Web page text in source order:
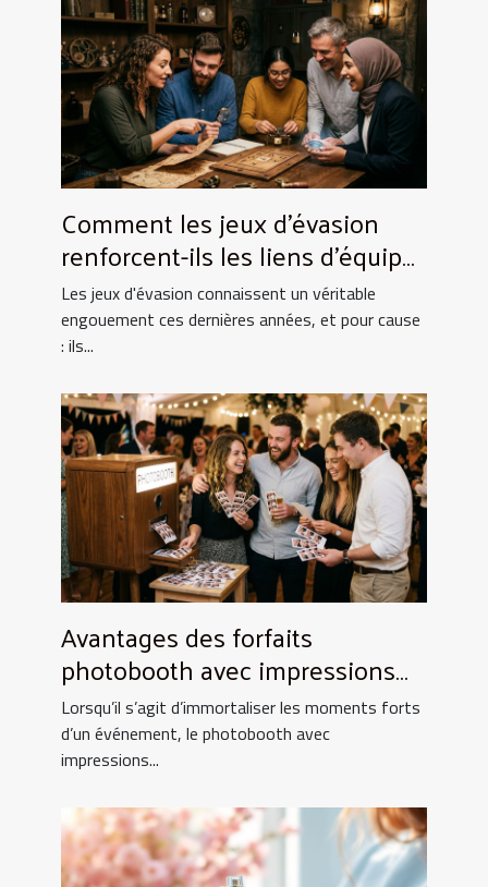
Comment les jeux d'évasion
renforcent-ils les liens d'équipe
?
Les jeux d'évasion connaissent un véritable
engouement ces dernières années, et pour cause
: ils...
Avantages des forfaits
photobooth avec impressions
illimitées
Lorsqu’il s’agit d’immortaliser les moments forts
d’un événement, le photobooth avec
impressions...